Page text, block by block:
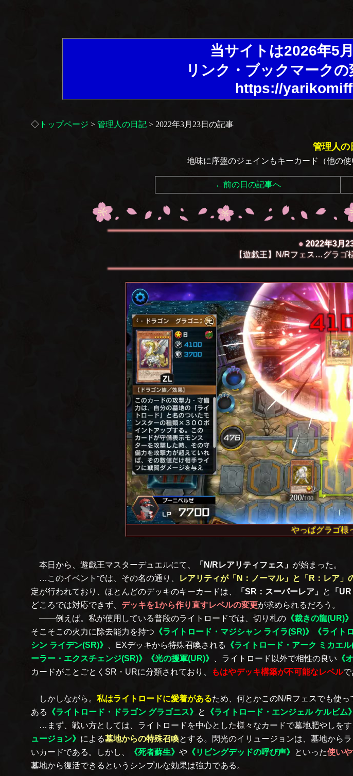
当サイトは2026年5
リンク・ブックマークの
https://
◇ トップページ > 管理人の日記 > 2022年3月23日の記事
管理人の
地味に序盤のジェインもキーカード（他の
←前の日の記事へ
●2022年3月
【遊戯王】N/Rフェス…グラゴ
やっぱグラゴ様
本日から、遊戯王マスターデュエルにて、 「N/Rレアリティフェス」 が始まった。
…このイベントでは、その名の通り、
レアリティが「N：ノーマル」と「R：レア」
定が行われており、ほとんどのデッキのキーカードは、
「SR：スーパーレア」 と 「
どころでは対応できず、 デッキを1から作り直すレベルの変更が求められるだろう。
――例えば。私が使用している普段のライトロードでは、切り札の 《裁きの龍(UR)》
そこそこの火力に除去能力を持つ 《ライトロード・マジシャン ライラ(SR)》 《ライト
シン ライデン(SR)》
、EXデッキから特殊召喚される 《ライトロード・アーク ミカエル
ーラー・エクスチェンジ(SR)》
《光の援軍(UR)》 、ライトロード以外で相性の良い 《
カードがことごとくSR・URに分類されており、
もはやデッキ構築が不可能なレベルで
しかしながら。 私はライトロードに愛着があるため、何とかこのN/Rフェスでも使
ある
《ライトロード・ドラゴン グラゴニス》 と 《ライトロード・エンジェル ケルビム》
…まず、戦い方としては、ライトロードを中心とした様々なカードで墓地肥やしを
ュージョン》 による墓地からの特殊召喚とする。閃光のイリュージョンは、墓地から
いカードである。しかし、
《死者蘇生》 や 《リビングデッドの呼び声》 といった使い
墓地から復活できるというシンプルな効果は強力である。